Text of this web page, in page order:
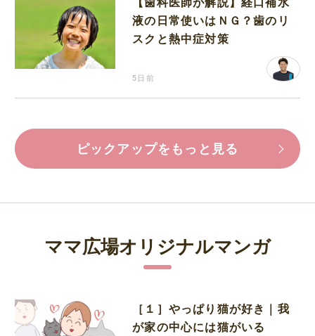
液の日常使いはＮＧ？歯のリ
スクと熱中症対策
5日前
ピックアップをもっと見る
ママ広場オリジナルマンガ
［１］やっぱり猫が好き｜我
が家の中心には猫がいる